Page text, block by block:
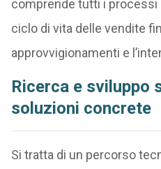
comprende tutti i processi
ciclo di vita delle vendite
approvvigionamenti e
Ricerca e sviluppo
soluzioni concrete
Si tratta di un percorso